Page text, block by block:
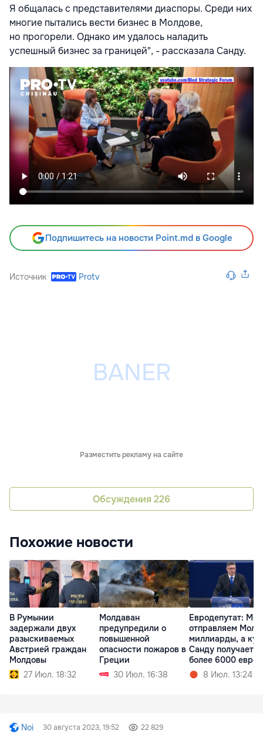
Я общалась с представителями диаспоры. Среди них
многие пытались вести бизнес в Молдове,
но прогорели. Однако им удалось наладить
успешный бизнес за границей", - рассказала Санду.
Подпишитесь на новости Point.md в Google
Источник Protv
Разместить рекламу на сайте
Обсуждения 226
Похожие новости
В Румынии
задержали двух
разыскиваемых
Австрией граждан
Молдовы
27 Июл. 18:32
Молдаван
предупредили о
повышенной
опасности пожаров в
Греции
30 Июл. 16:38
Евродепутат: Мы
отправляем
миллиарды, а
Санду получает
более 6000 евро
8 Июл. 13:24
Noi 30 августа 2023, 19:52 22 829